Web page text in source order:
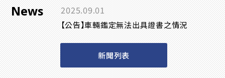
News 2025.09.01
【公告】車輛鑑定無法出具證書之情況
新聞列表